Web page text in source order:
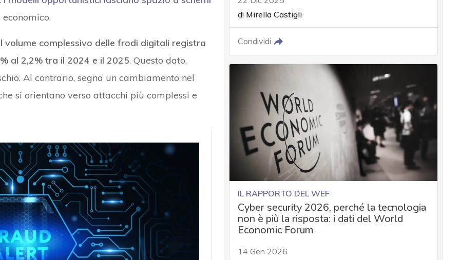
volume complessivo delle frodi digitali registra
al 2,2% tra il 2024 e il 2025. Questo dato,
Al contrario, segna un cambiamento nel
si orientano verso attacchi più complessi e
di Mirella Castigli
Condividi
IL RAPPORTO DEL WEF
Cyber security 2026, perché la tecnologia
non è più la risposta: i dati del World
Economic Forum
14 Gen 2026